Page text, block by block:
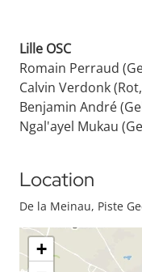
Lille OSC
Romain Perraud
Calvin Verdonk
Benjamin André
Ngal'ayel Mukau
Location
De la Meinau, Piste
+